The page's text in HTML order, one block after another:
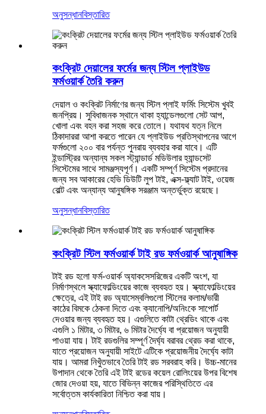
অনুসন্ধানবিস্তারিত
কংক্রিট দেয়ালের ফর্মের জন্য স্টিল প্লাইউড
ফর্মওয়ার্ক তৈরি করুন
দেয়াল ও কংক্রিট নির্মাণের জন্য স্টিল প্লাই ফর্মিং সিস্টেম খুবই
জনপ্রিয়। সুবিধাজনক স্থানে থাকা হ্যান্ডেলগুলো সেট আপ,
খোলা এবং বহন করা সহজ করে তোলে। যথাযথ যত্ন নিলে
ঠিকাদাররা আশা করতে পারেন যে প্লাইউড প্রতিস্থাপনের আগে
ফর্মগুলো ২০০ বার পর্যন্ত পুনরায় ব্যবহার করা যাবে। এটি
ইন্ডাস্ট্রির অন্যান্য সকল স্ট্যান্ডার্ড মডিউলার হ্যান্ডসেট
সিস্টেমের সাথে সামঞ্জস্যপূর্ণ। একটি সম্পূর্ণ সিস্টেম প্রদানের
জন্য সব আকারের হেভি ডিউটি ​​লুপ টাই, এক্স-ফ্ল্যাট টাই, ওয়েজ
বোল্ট এবং অন্যান্য আনুষঙ্গিক সরঞ্জাম অন্তর্ভুক্ত রয়েছে।
অনুসন্ধানবিস্তারিত
কংক্রিট স্টিল ফর্মওয়ার্ক টাই রড ফর্মওয়ার্ক আনুষাঙ্গিক
টাই রড হলো ফর্ম-ওয়ার্ক অ্যাকসেসরিজের একটি অংশ, যা
নির্মাণস্থলে স্ক্যাফোল্ডিংয়ের কাজে ব্যবহৃত হয়। স্ক্যাফোল্ডিংয়ের
ক্ষেত্রে, এই টাই রড অ্যাসেম্বলিগুলো স্টিলের কলাম/ভারী
কাঠের বিমকে ঠেকনা দিতে এবং ক্যানোপি/অনিংকে সাপোর্ট
দেওয়ার জন্য ব্যবহৃত হয়। এগুলিতে কাটা থ্রেডিং থাকে এবং
এগুলি ১ মিটার, ৩ মিটার, ৬ মিটার দৈর্ঘ্যে বা প্রয়োজন অনুযায়ী
পাওয়া যায়। টাই রডগুলির সম্পূর্ণ দৈর্ঘ্য বরাবর থ্রেড করা থাকে,
যাতে প্রয়োজন অনুযায়ী সাইটে এটিকে প্রয়োজনীয় দৈর্ঘ্যে কাটা
যায়। আমরা নিখুঁতভাবে তৈরি টাই রড সরবরাহ করি। উচ্চ-মানের
উপাদান থেকে তৈরি এই টাই রডের কয়েল রোলিংয়ের উপর বিশেষ
জোর দেওয়া হয়, যাতে বিভিন্ন কাজের পরিস্থিতিতে এর
সর্বোত্তম কার্যকারিতা নিশ্চিত করা যায়।